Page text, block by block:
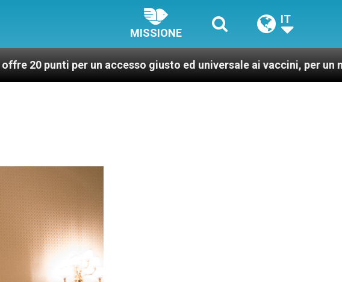
MISSIONE
IT
accesso giusto ed universale ai vaccini, per un mondo più sano e